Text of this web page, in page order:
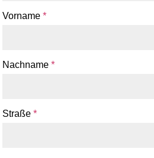
Vorname*
Nachname*
Straße*